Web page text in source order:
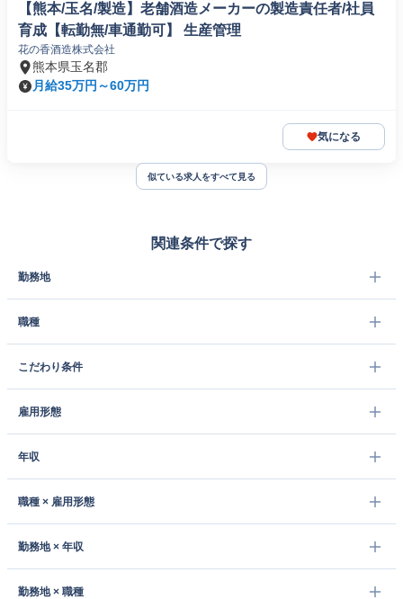
【熊本/玉名/製造】老舗酒造メーカーの製造責任者/社員
育成【転勤無/車通勤可】 生産管理
花の香酒造株式会社
熊本県玉名郡
月給35万円～60万円
気になる
似ている求人をすべて見る
関連条件で探す
勤務地
職種
こだわり条件
雇用形態
年収
職種 × 雇用形態
勤務地 × 年収
勤務地 × 職種